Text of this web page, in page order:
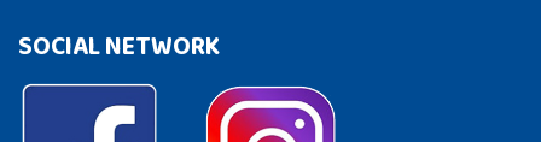
SOCIAL NETWORK